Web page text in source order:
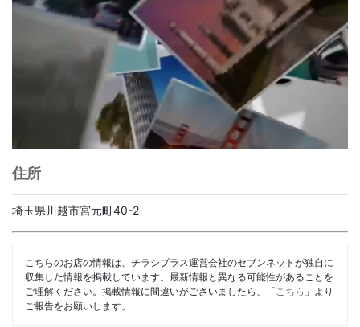
住所
埼玉県川越市宮元町40-2
こちらのお店の情報は、チラシプラス運営会社のセブンネットが独自に
収集した情報を掲載しています。最新情報と異なる可能性があることを
ご理解ください。掲載情報に間違いがございましたら、「 こちら 」より
ご報告をお願いします。